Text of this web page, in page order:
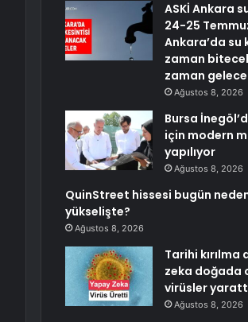
ASKİ Ankara
24-25
Ankara’da su
zaman
zaman
Ağustos 8, 2026
Bursa
için modern
yapılıyor
Ağustos 8, 2026
QuinStreet hissesi bugün
yükselişte?
Ağustos 8, 2026
Tarihi kırılma
zeka doğada
virüsler
Ağustos 8, 2026